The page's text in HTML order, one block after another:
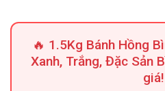
🔥 1.5Kg Bánh Hồng
Xanh, Trắng, Đặc Sản
giá!